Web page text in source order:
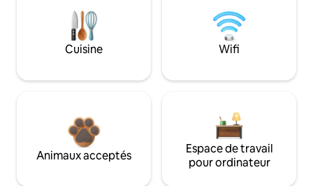
Cuisine Wifi
Animaux acceptés
Espace de travail
pour ordinateur